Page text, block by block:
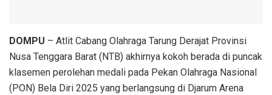
DOMPU – Atlit Cabang Olahraga Tarung Derajat Provinsi
Nusa Tenggara Barat (NTB) akhirnya kokoh berada di puncak
klasemen perolehan medali pada Pekan Olahraga Nasional
(PON) Bela Diri 2025 yang berlangsung di Djarum Arena